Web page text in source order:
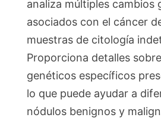
analiza múltiples cambios
asociados con el cáncer
muestras de citología
Proporciona detalles
genéticos específicos
lo que puede ayudar a
nódulos benignos y